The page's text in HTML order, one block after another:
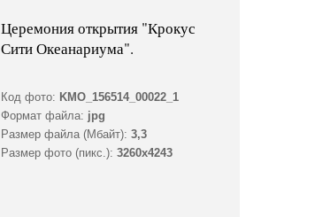
Церемония открытия "Крокус
Сити Океанариума".
Код фото: KMO_156514_00022_1
Формат файла: jpg
Размер файла (Мбайт): 3,3
Размер фото (пикс.): 3260x4243